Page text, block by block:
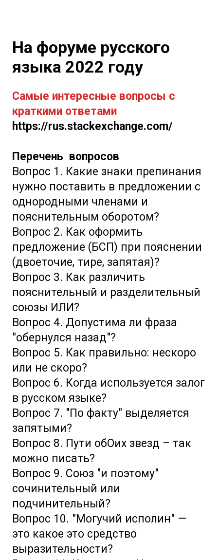
На форуме русского
языка 2022 году
Самые интересные вопросы с
краткими ответами
https://rus.stackexchange.com/
Перечень вопросов
Вопрос 1. Какие знаки препинания
нужно поставить в предложении с
однородными членами и
пояснительным оборотом?
Вопрос 2. Как оформить
предложение (БСП) при пояснении
(двоеточие, тире, запятая)?
Вопрос 3. Как различить
пояснительный и разделительный
союзы ИЛИ?
Вопрос 4. Допустима ли фраза
"обернулся назад"?
Вопрос 5. Как правильно: нескоро
или не скоро?
Вопрос 6. Когда используется залог
в русском языке?
Вопрос 7. "По факту" выделяется
запятыми?
Вопрос 8. Пути обОих звезд – так
можно писать?
Вопрос 9. Союз "и поэтому"
сочинительный или
подчинительный?
Вопрос 10. "Могучий исполин" —
это какое это средство
выразительности?